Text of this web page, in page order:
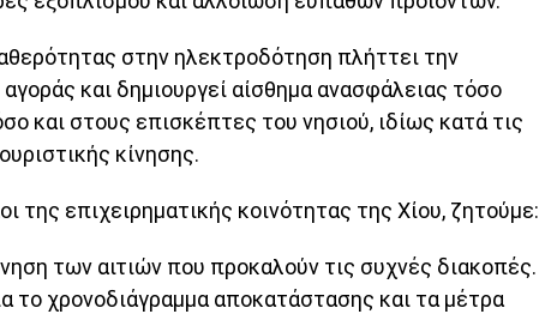
στην ηλεκτροδότηση πλήττει την
και δημιουργεί αίσθημα ανασφάλειας τόσο
και στους επισκέπτες του νησιού, ιδίως κατά τις
κίνησης.
της επιχειρηματικής κοινότητας της Χίου, ζητούμε:
των αιτιών που προκαλούν τις συχνές διακοπές.
το χρονοδιάγραμμα αποκατάστασης και τα μέτρα